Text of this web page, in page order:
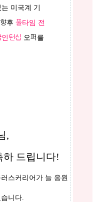
미국계 기
향후풀타임 전
턴십 오퍼를
,
하 드립니다!
스커리어가 늘 응원
니다.